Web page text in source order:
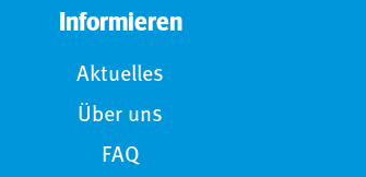
Informieren
Aktuelles
Über uns
FAQ